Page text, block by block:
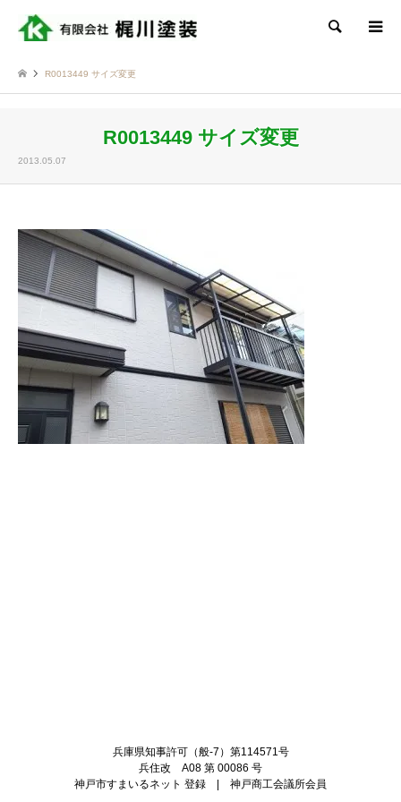
検索
R0013449 サイズ変更
R0013449 サイズ変更
2013.05.07
兵庫県知事許可（般-7）第114571号
兵住改 A08 第 00086 号
神戸市すまいるネット 登録 | 神戸商工会議所会員